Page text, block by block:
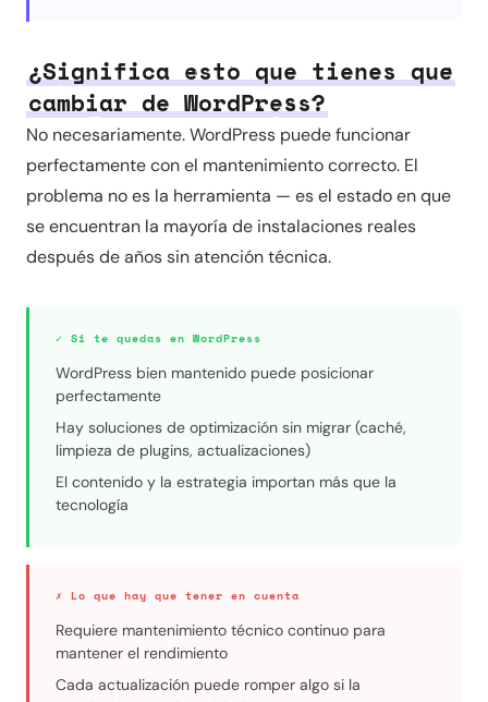
¿Significa esto que tienes que
cambiar de WordPress?
No necesariamente. WordPress puede funcionar
perfectamente con el mantenimiento correcto. El
problema no es la herramienta — es el estado en que
se encuentran la mayoría de instalaciones reales
después de años sin atención técnica.
✓ Si te quedas en WordPress
WordPress bien mantenido puede posicionar
perfectamente
Hay soluciones de optimización sin migrar (caché,
limpieza de plugins, actualizaciones)
El contenido y la estrategia importan más que la
tecnología
✗ Lo que hay que tener en cuenta
Requiere mantenimiento técnico continuo para
mantener el rendimiento
Cada actualización puede romper algo si la